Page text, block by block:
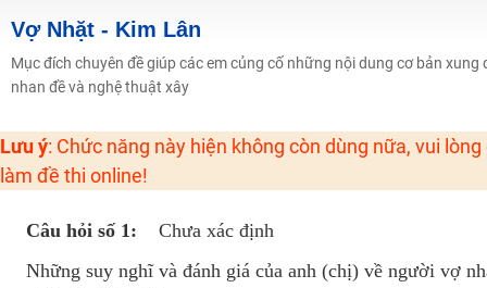
2K6! Lộ Trình Sun 2024 - Ba bước luyện thi TN THPT - ĐH ít nhất 25 điểm
Hot! Lễ hội đồng giá 449K - 499K toàn bộ khoá học tại Tuyensinh247
Khuyến Mãi Khoá Học 1K Chỉ Từ 11-13/09/2024
Khai giảng các khóa lớp 9 Toán - Lý - Hóa - Văn - Anh năm 2018
Khai giảng khóa Ngữ văn 7 - xây nền vững chắc cho tương lai!
Luyện thi vào lớp 10 môn Toán, Văn, Hóa, Anh, Lý với giáo viên giỏi và nổi
Vợ Nhặt - Kim Lân
Mục đích chuyên đề giúp các em củng cố những nội dung cơ bản
nhan đề và nghệ thuật xây
Lưu ý: Chức năng này hiện không còn dùng nữa, vui
làm đề thi online!
Câu hỏi số 1:
Chưa xác định
Những suy nghĩ và đánh giá của anh (chị) về người vợ